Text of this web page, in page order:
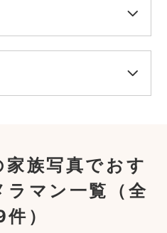
族写真でおす
ラマン一覧
（全
）